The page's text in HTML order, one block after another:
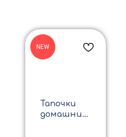
NEW
Тапочки
домашние